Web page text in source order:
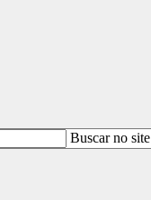
BuscarBuscar no site